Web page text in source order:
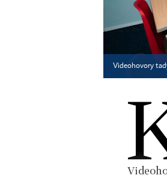
Videohovory